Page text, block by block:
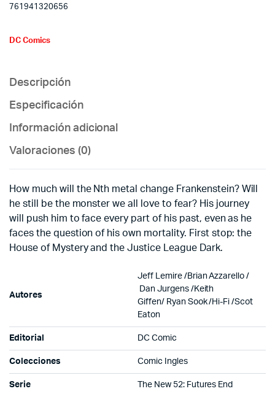
761941320656
DC Comics
Descripción
Especificación
Información adicional
Valoraciones (0)
How much will the Nth metal change Frankenstein? Will
he still be the monster we all love to fear? His journey
will push him to face every part of his past, even as he
faces the question of his own mortality. First stop: the
House of Mystery and the Justice League Dark.
Autores
Jeff Lemire /Brian Azzarello /
Dan Jurgens /Keith
Giffen/ Ryan Sook/Hi-Fi /Scot
Eaton
Editorial DC Comic
Colecciones Comic Ingles
Serie The New 52: Futures End